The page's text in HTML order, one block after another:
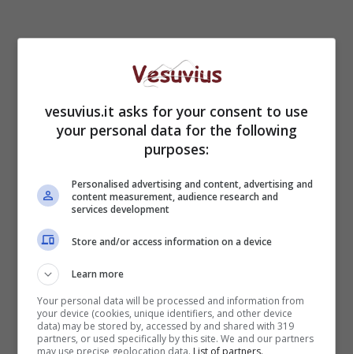
migliori: lo stesso Russo ha elencato una serie
di numeri che evidenziano il periodo di difficoltà
vissuto dalle attività commerciali. “
anno consecutivo c’è stato un calo dei
consumi. In questa prima parte del 2013,
secondo i dati Istat, c’è stata un’ulteriore
diminuzione del 7%, che arriva al 10% per i
presidente di Confcommercio della provincia di
Napoli – è che si possa andare sempre più
incontro alle esigenze dei cittadini che si
vedono costretti a fare acquisti solo in periodo
vesuvius.it asks for your consent to use
your personal data for the following
purposes:
Personalised advertising and content, advertising and
content measurement, audience research and
services development
Store and/or access information on a device
Learn more
Your personal data will be processed and information from
your device (cookies, unique identifiers, and other device
data) may be stored by, accessed by and shared with 319
partners, or used specifically by this site. We and our partners
may use precise geolocation data. List of partners.